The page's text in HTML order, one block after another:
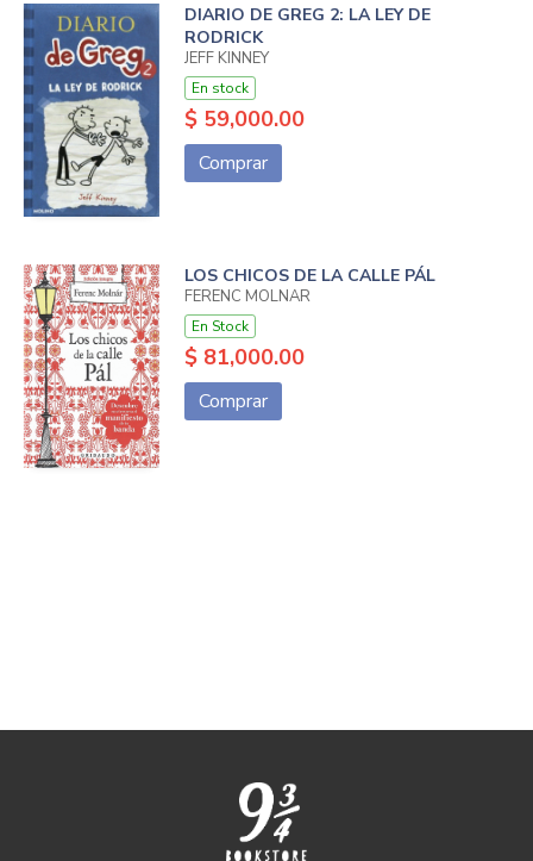
DIARIO DE GREG 2: LA LEY DE
RODRICK
JEFF KINNEY
En stock
$ 59,000.00
Comprar
LOS CHICOS DE LA CALLE PÁL
FERENC MOLNAR
En Stock
$ 81,000.00
Comprar